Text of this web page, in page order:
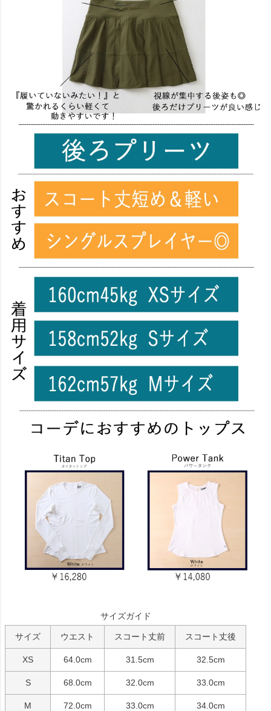
サイズガイド
サイズ ウエスト スコート丈前 スコート丈後
XS 64.0cm 31.5cm 32.5cm
S 68.0cm 32.0cm 33.0cm
M 72.0cm 33.0cm 34.0cm